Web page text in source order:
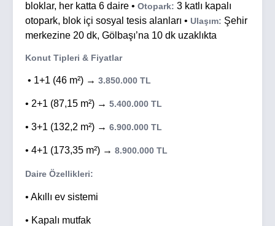
bloklar, her katta 6 daire • Otopark: 3 katlı kapalı
otopark, blok içi sosyal tesis alanları • Ulaşım: Şehir
merkezine 20 dk, Gölbaşı’na 10 dk uzaklıkta
Konut Tipleri & Fiyatlar
• 1+1 (46 m²) → 3.850.000 TL
• 2+1 (87,15 m²) → 5.400.000 TL
• 3+1 (132,2 m²) → 6.900.000 TL
• 4+1 (173,35 m²) → 8.900.000 TL
Daire Özellikleri:
• Akıllı ev sistemi
• Kapalı mutfak